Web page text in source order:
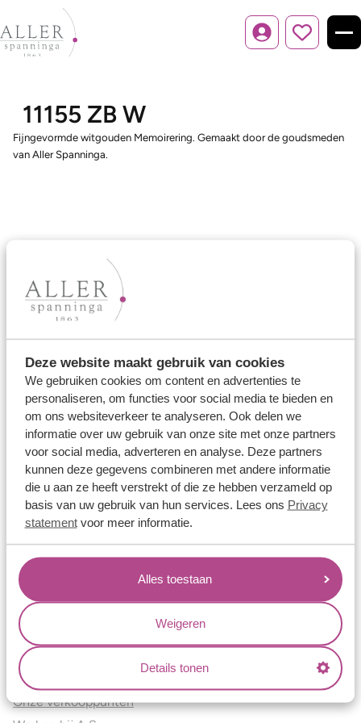
Deze website maakt gebruik van cookies
We gebruiken cookies om content en advertenties te
personaliseren, om functies voor social media te bieden en
om ons websiteverkeer te analyseren. Ook delen we
informatie over uw gebruik van onze site met onze partners
voor social media, adverteren en analyse. Deze partners
kunnen deze gegevens combineren met andere informatie
die u aan ze heeft verstrekt of die ze hebben verzameld op
basis van uw gebruik van hun services. Lees ons Privacy
statementvoor meer informatie.
Alles toestaan
Weigeren
Details tonen
Inloggen
11155 ZB W
Fijngevormde witgouden Memoirering. Gemaakt door de goudsmeden
van Aller Spanninga.
Ons aanbod
Trouwringen
Memoireringen
Verlovingsringen
Vriendschapsringen
Over ons
Aller Spanninga
Historie
Certificaten
Blogs
Jouw voordelen
Conflictvrije Materialen
Oneindig veel mogelijkheden
Kwaliteit
Juweliers & Contact
Onze verkooppunten